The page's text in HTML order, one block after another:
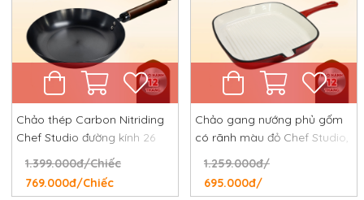
Chảo thép Carbon Nitriding
Chef Studio đường kính 26
cm, chống dính tự nhiên,
chống rỉ, chống xước
1.399.000đ/Chiếc
769.000đ/Chiếc
Chảo gang nướng phủ gốm
có rãnh màu đỏ Chef Studio,
đường kính 24 cm
1.259.000đ/
695.000đ/